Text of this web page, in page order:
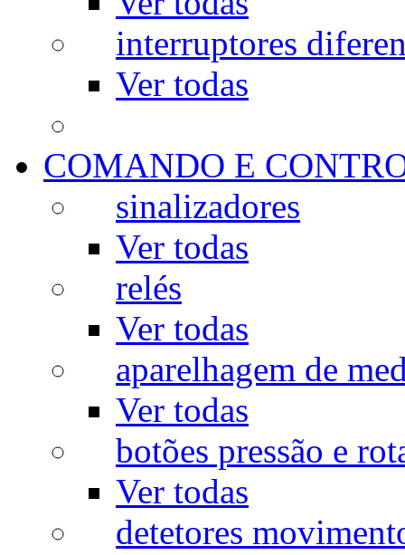
interruptores
Ver todas
COMANDO E
sinalizadores
Ver todas
relés
Ver todas
aparelhagem de
Ver todas
botões pressão e
Ver todas
detetores